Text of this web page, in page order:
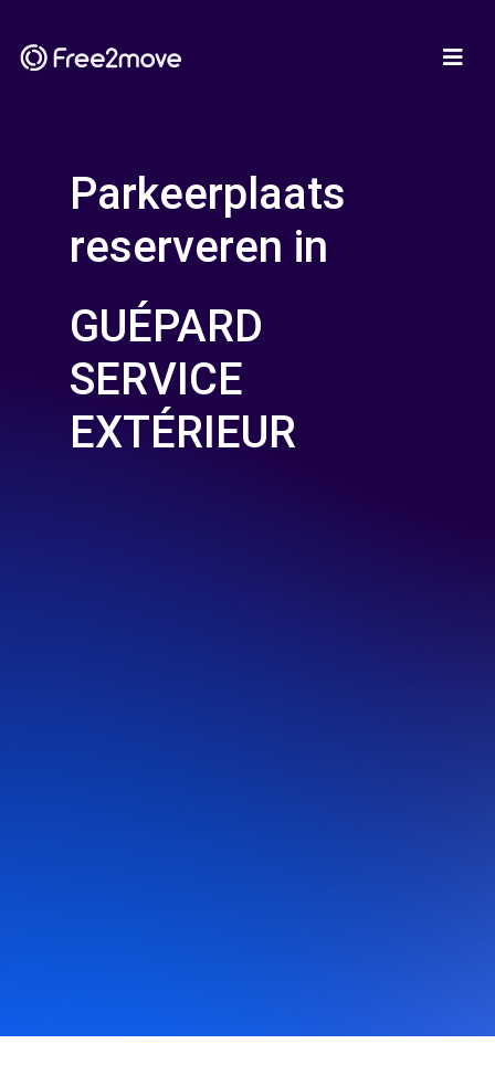
Parkeerplaats
reserveren in
GUÉPARD
SERVICE
EXTÉRIEUR